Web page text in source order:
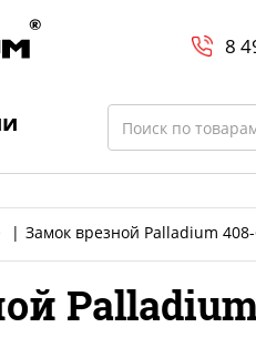
продукции 8 800-
8
Search
Замок врезной Palladium